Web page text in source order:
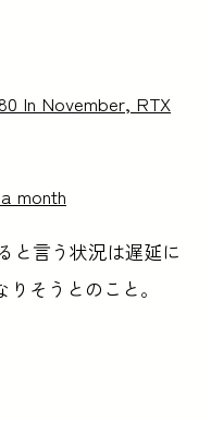
In November, RTX
month
と言う状況は遅延に
そうとのこと。